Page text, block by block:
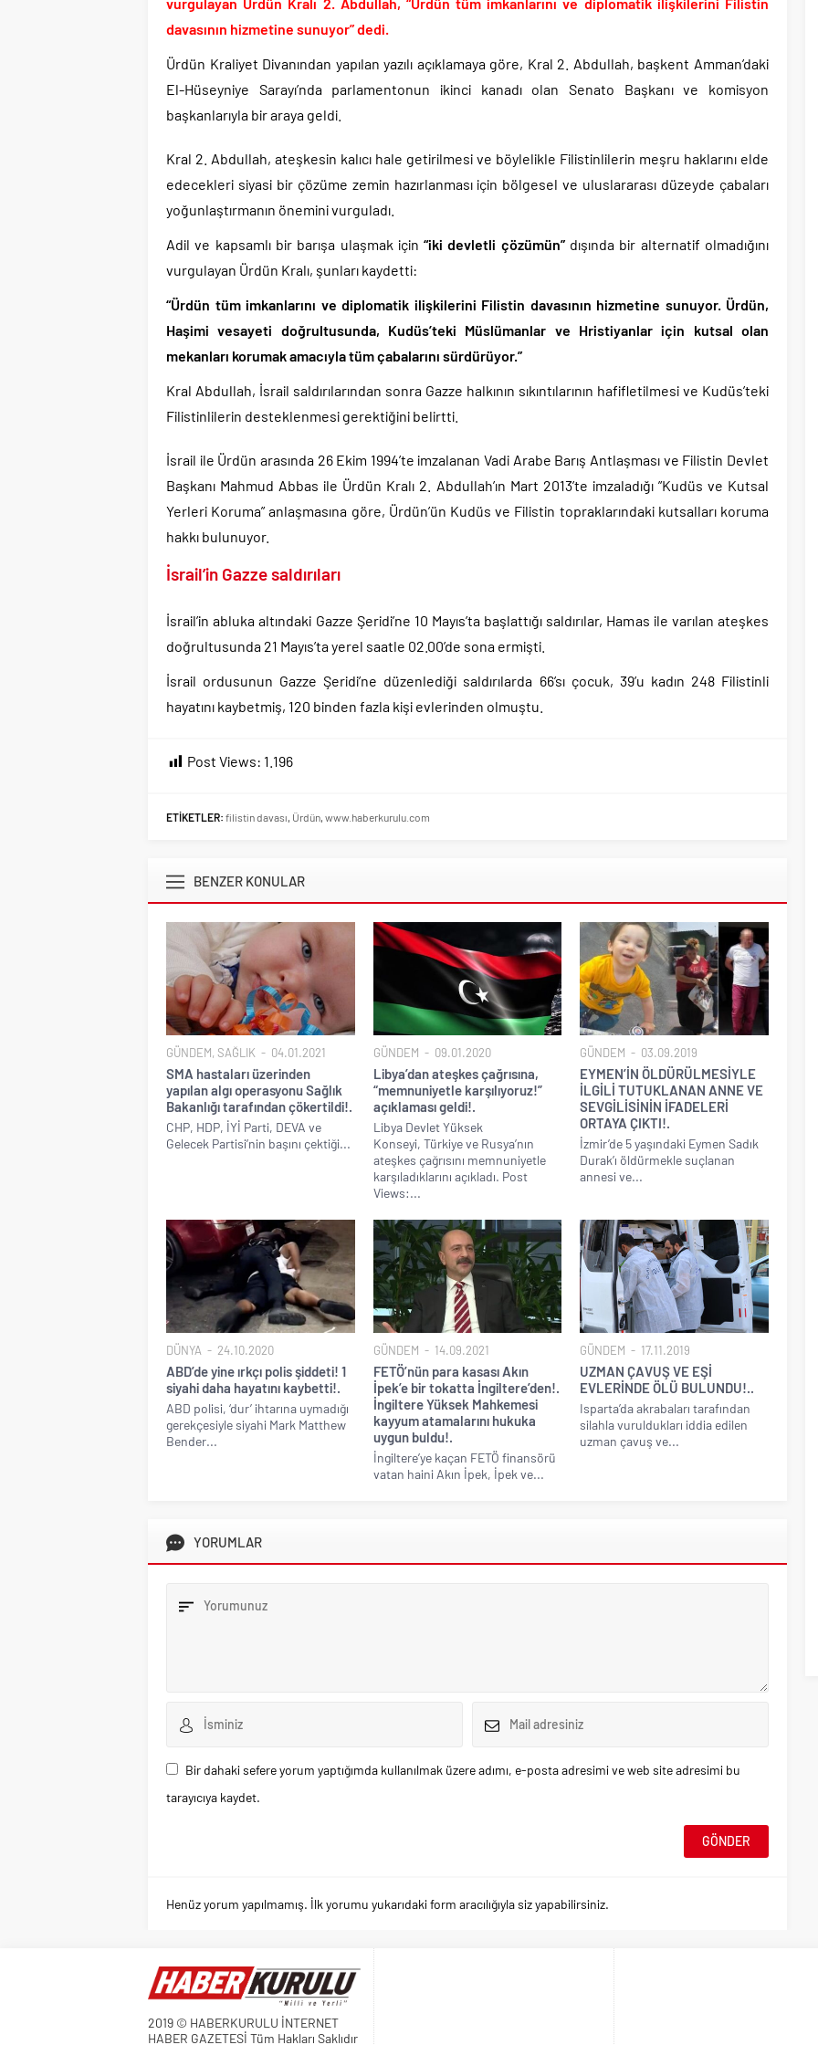
Merkez Bankası’ndan Kripto Varlık Merkezi Kayıt Sistemi’ne onay..
Efsane Başkan Aziz Yıldırım’dan Acun Ilıcalı’ya sert sözler!.
CHP içindeki Rüşvet, Yolsuzluk, Hırsızlık ve baskı skandalları gündemden düşmüyor!.
Parti dün kuruldu il başkanı bugün rüşvetten gözaltına alındı!.
davasının hizmetine sunuyor” dedi.
Ürdün Kraliyet Divanından yapılan yazılı açıklamaya göre, Kral 2. Abdullah, başkent Amman’daki
El-Hüseyniye Sarayı’nda parlamentonun ikinci kanadı olan Senato Başkanı ve komisyon
başkanlarıyla bir araya geldi.
Kral 2. Abdullah, ateşkesin kalıcı hale getirilmesi ve böylelikle Filistinlilerin meşru haklarını elde
edecekleri siyasi bir çözüme zemin hazırlanması için bölgesel ve uluslararası düzeyde çabaları
yoğunlaştırmanın önemini vurguladı.
Adil ve kapsamlı bir barışa ulaşmak için“iki devletli çözümün”dışında bir alternatif olmadığını
vurgulayan Ürdün Kralı, şunları kaydetti:
“Ürdün tüm imkanlarını ve diplomatik ilişkilerini Filistin davasının hizmetine sunuyor. Ürdün,
Haşimi vesayeti doğrultusunda, Kudüs’teki Müslümanlar ve Hristiyanlar için kutsal olan
mekanları korumak amacıyla tüm çabalarını sürdürüyor.”
Kral Abdullah, İsrail saldırılarından sonra Gazze halkının sıkıntılarının hafifletilmesi ve Kudüs’teki
Filistinlilerin desteklenmesi gerektiğini belirtti.
İsrail ile Ürdün arasında 26 Ekim 1994’te imzalanan Vadi Arabe Barış Antlaşması ve Filistin Devlet
Başkanı Mahmud Abbas ile Ürdün Kralı 2. Abdullah’ın Mart 2013’te imzaladığı ”Kudüs ve Kutsal
Yerleri Koruma” anlaşmasına göre, Ürdün’ün Kudüs ve Filistin topraklarındaki kutsalları koruma
hakkı bulunuyor.
İsrail’in Gazze saldırıları
İsrail’in abluka altındaki Gazze Şeridi’ne 10 Mayıs’ta başlattığı saldırılar, Hamas ile varılan ateşkes
doğrultusunda 21 Mayıs’ta yerel saatle 02.00’de sona ermişti.
İsrail ordusunun Gazze Şeridi’ne düzenlediği saldırılarda 66’sı çocuk, 39’u kadın 248 Filistinli
hayatını kaybetmiş, 120 binden fazla kişi evlerinden olmuştu.
Post Views: 1.196
ETİKETLER: filistin davası, Ürdün, www.haberkurulu.com
BENZER KONULAR
GÜNDEM, SAĞLIK 04.01.2021
SMA hastaları üzerinden
yapılan algı operasyonu Sağlık
Bakanlığı tarafından çökertildi!.
CHP, HDP, İYİ Parti, DEVA ve
Gelecek Partisi’nin başını çektiği...
GÜNDEM 09.01.2020
Libya’dan ateşkes çağrısına,
“memnuniyetle karşılıyoruz!”
açıklaması geldi!.
Libya Devlet Yüksek
Konseyi, Türkiye ve Rusya’nın
ateşkes çağrısını memnuniyetle
karşıladıklarını açıkladı. Post
Views:...
GÜNDEM 03.09.2019
EYMEN’İN ÖLDÜRÜLMESİYLE
İLGİLİ TUTUKLANAN ANNE VE
SEVGİLİSİNİN İFADELERİ
ORTAYA ÇIKTI!.
İzmir’de 5 yaşındaki Eymen Sadık
Durak’ı öldürmekle suçlanan
annesi ve...
DÜNYA 24.10.2020
ABD’de yine ırkçı polis şiddeti! 1
siyahi daha hayatını kaybetti!.
ABD polisi, ‘dur’ ihtarına uymadığı
gerekçesiyle siyahi Mark Matthew
Bender...
GÜNDEM 14.09.2021
FETÖ’nün para kasası Akın
İpek’e bir tokatta İngiltere’den!.
İngiltere Yüksek Mahkemesi
kayyum atamalarını hukuka
uygun buldu!.
İngiltere’ye kaçan FETÖ finansörü
vatan haini Akın İpek, İpek ve...
GÜNDEM 17.11.2019
UZMAN ÇAVUŞ VE EŞİ
EVLERİNDE ÖLÜ BULUNDU!..
Isparta’da akrabaları tarafından
silahla vuruldukları iddia edilen
uzman çavuş ve...
YORUMLAR
Bir dahaki sefere yorum yaptığımda kullanılmak üzere adımı, e-posta adresimi ve web site adresimi bu
tarayıcıya kaydet.
Henüz yorum yapılmamış. İlk yorumu yukarıdaki form aracılığıyla siz yapabilirsiniz.
2019 © HABERKURULU İNTERNET
HABER GAZETESİ Tüm Hakları Saklıdır